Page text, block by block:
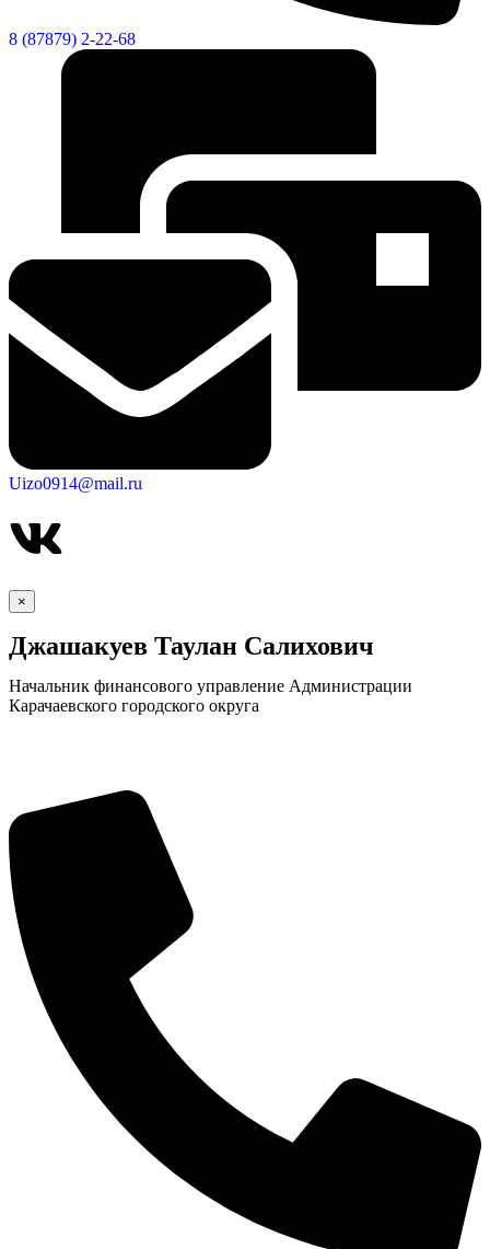
8 (87879) 2-22-68
Uizo0914@mail.ru
×
Джашакуев Таулан Салихович
Начальник финансового управление Администрации
Карачаевского городского округа